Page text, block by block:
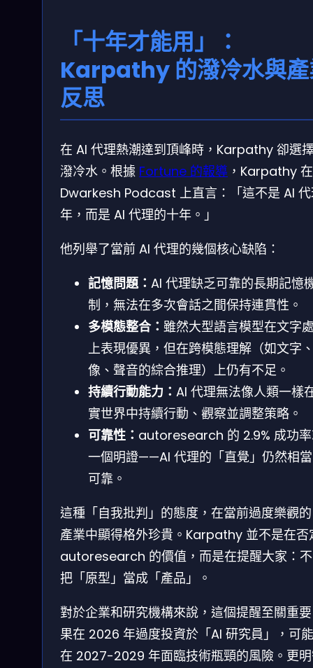
「十年才能用」：
Karpathy 的潑冷水與
反思
在 AI 代理熱潮達到頂峰時，Karpathy 卻選
潑冷水。根據 Fortune 的報導 ，Karpathy 在
Dwarkesh Podcast 上直言：「這不是 AI
年，而是 AI 代理的十年。」
他列舉了當前 AI 代理的幾個核心缺陷：
記憶問題： AI 代理缺乏可靠的長期記憶
制，無法在多次會話之間保持連貫性。
多模態整合： 雖然大型語言模型在文字
上表現優異，但在跨模態理解（如文字
像、聲音的綜合推理）上仍有不足。
持續行動能力： AI 代理無法像人類一樣
實世界中持續行動、觀察並調整策略。
可靠性： autoresearch 的 2.9% 成功
一個明證——AI 代理的「直覺」仍然相
可靠。
這種「自我批判」的態度，在當前過度樂觀
產業中顯得格外珍貴。Karpathy 並不是在否
autoresearch 的價值，而是在提醒大家：
把「原型」當成「產品」。
對於企業和研究機構來說，這個提醒至關重
果在 2026 年過度投資於「AI 研究員」，可
在 2027-2029 年面臨技術瓶頸的風險。更